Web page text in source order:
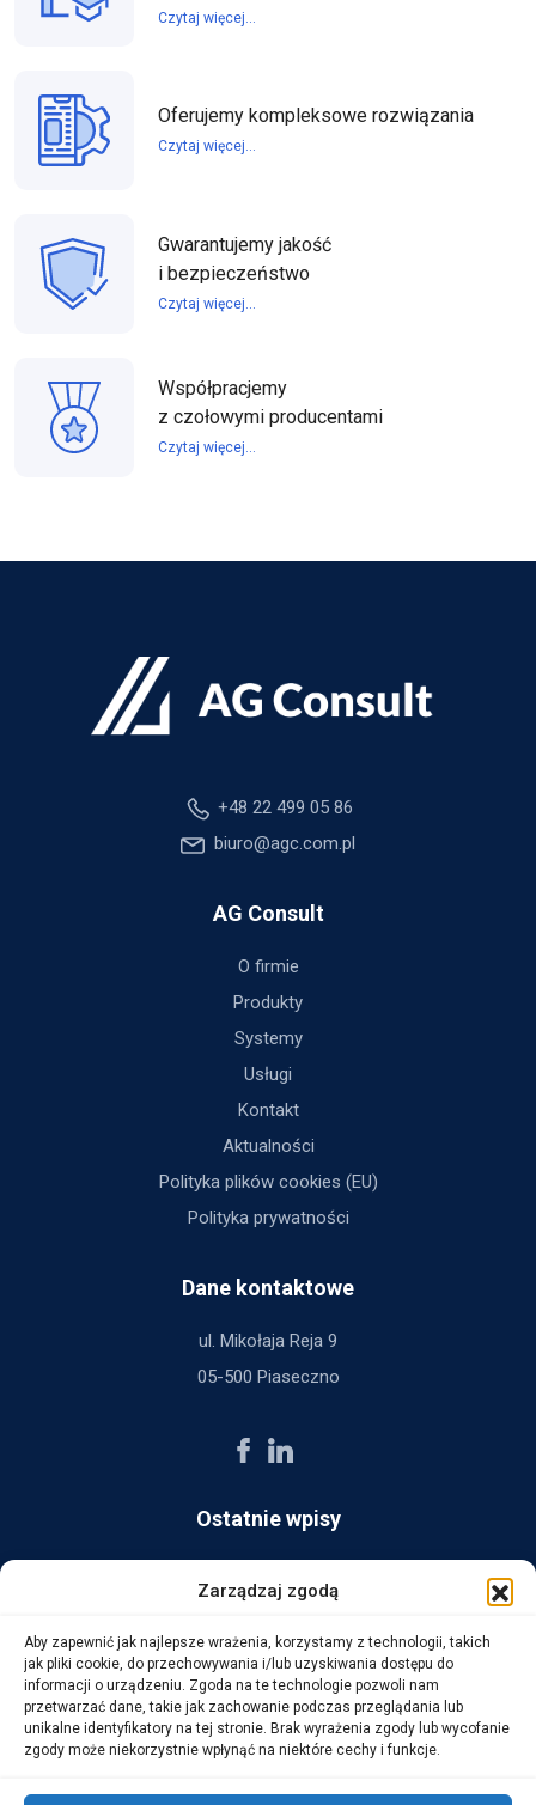
Zarządzaj zgodą
Aby zapewnić jak najlepsze wrażenia, korzystamy z technologii, takich
jak pliki cookie, do przechowywania i/lub uzyskiwania dostępu do
informacji o urządzeniu. Zgoda na te technologie pozwoli nam
przetwarzać dane, takie jak zachowanie podczas przeglądania lub
unikalne identyfikatory na tej stronie. Brak wyrażenia zgody lub wycofanie
zgody może niekorzystnie wpłynąć na niektóre cechy i funkcje.
Czytaj więcej...
Oferujemy kompleksowe rozwiązania
Czytaj więcej...
Gwarantujemy jakość
i bezpieczeństwo
Czytaj więcej...
Współpracjemy
z czołowymi producentami
Czytaj więcej...
+48 22 499 05 86
biuro@agc.com.pl
AG Consult
O firmie
Produkty
Systemy
Usługi
Kontakt
Aktualności
Polityka plików cookies (EU)
Polityka prywatności
Dane kontaktowe
ul. Mikołaja Reja 9
05-500 Piaseczno
Ostatnie wpisy
Micro
14 października, 2025
WarehouseLAB: LOGISTYKA 4.0 – Automatyzacja i
Optymalizacja Procesów Logistycznych